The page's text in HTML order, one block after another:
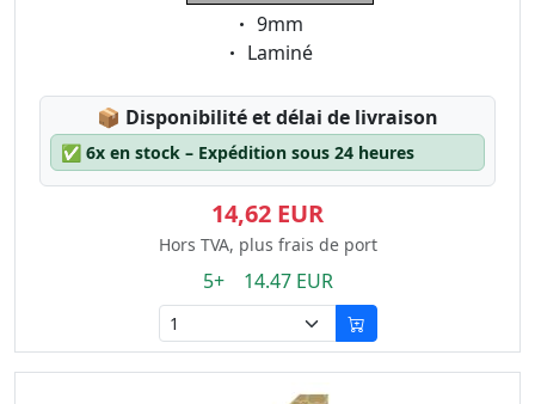
Eigenschaft:
9mm
Eigenschaft:
Laminé
📦 Lagerstatus:
Disponibilité et délai de livraison
✅ 6x en stock – Expédition sous 24 heures
14,62 EUR
Hors TVA, plus frais de port
5+ 14.47 EUR